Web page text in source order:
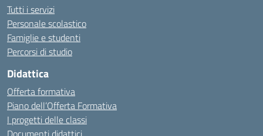
Tutti i servizi
Personale scolastico
Famiglie e studenti
Percorsi di studio
Didattica
Offerta formativa
Piano dell’Offerta Formativa
I progetti delle classi